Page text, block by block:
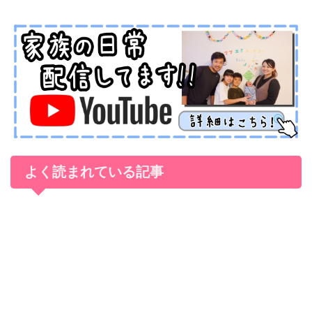
よく読まれている記事